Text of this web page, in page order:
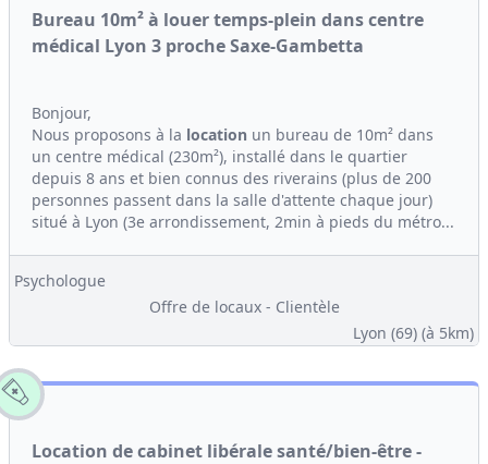
Bureau 10m² à louer temps-plein dans centre
médical Lyon 3 proche Saxe-Gambetta
Bonjour,
Nous proposons à la location un bureau de 10m² dans
un centre médical (230m²), installé dans le quartier
depuis 8 ans et bien connus des riverains (plus de 200
personnes passent dans la salle d'attente chaque jour)
situé à Lyon (3e arrondissement, 2min à pieds du métro...
Psychologue
Offre de locaux - Clientèle
Lyon (69) (à 5km)
Location de cabinet libérale santé/bien-être -